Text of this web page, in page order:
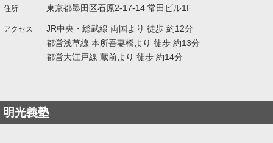
東京都墨田区石原2-17-14 常田ビル1F
JR中央・総武線 両国より 徒歩 約12分
都営浅草線 本所吾妻橋より 徒歩 約13分
都営大江戸線 蔵前より 徒歩 約14分
明光義塾